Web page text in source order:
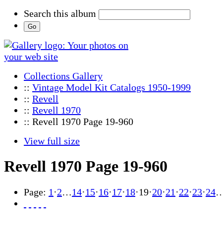
Search this album
Collections Gallery
:: Vintage Model Kit Catalogs 1950-1999
:: Revell
:: Revell 1970
:: Revell 1970 Page 19-960
View full size
Revell 1970 Page 19-960
Page: 1 ·2…14·15·16·17·18·19·20·21 ·22·23·24